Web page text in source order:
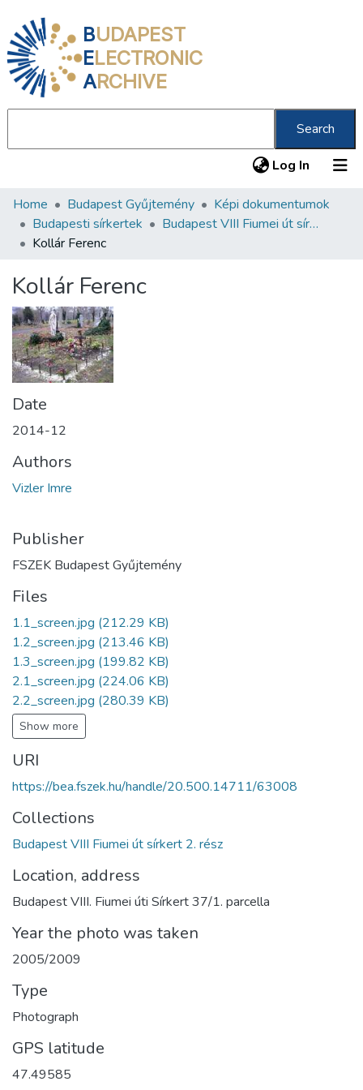
BUDAPEST
ELECTRONIC
ARCHIVE
Search
Log In (current)
Communities & Collections
All of DSpace
About us
Home Budapest Gyűjtemény
Képi dokumentumok
Budapesti sírkertek
Budapest VIII Fiumei út sírkert 2. rész
Kollár Ferenc
Kollár Ferenc
Date
2014-12
Authors
Vizler Imre
Publisher
FSZEK Budapest Gyűjtemény
Files
1.1_screen.jpg (212.29 KB)
1.2_screen.jpg (213.46 KB)
1.3_screen.jpg (199.82 KB)
2.1_screen.jpg (224.06 KB)
2.2_screen.jpg (280.39 KB)
Show more
URI
https://bea.fszek.hu/handle/20.500.14711/63008
Collections
Budapest VIII Fiumei út sírkert 2. rész
Location, address
Budapest VIII. Fiumei úti Sírkert 37/1. parcella
Year the photo was taken
2005/2009
Type
Photograph
GPS latitude
47.49585